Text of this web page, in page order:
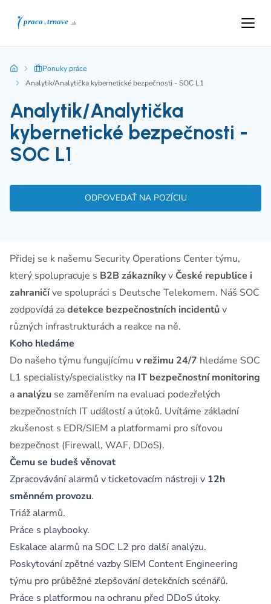
Ponuky práce
Analytik/Analytička kybernetické bezpečnosti - SOC L1
Analytik/Analytička
kybernetické bezpečnosti -
SOC L1
ODPOVEDAŤ NA POZÍCIU
Přidej se k našemu Security Operations Center týmu,
který spolupracuje s B2B zákazníkyv České republice i
zahraničíve spolupráci s Deutsche Telekomem. Náš SOC
zodpovídá zadetekce bezpečnostních incidentův
různých infrastrukturách a reakce na ně.
Koho hledáme
Do našeho týmu fungujícímu v režimu 24/7 hledáme SOC
L1 specialisty/specialistky na IT bezpečnostní monitoring
aanalýzu se zaměřením na evaluaci podezřelých
bezpečnostních IT událostí a útoků. Uvítáme základní
zkušenost s EDR/SIEM a platformami pro síťovou
bezpečnost (Firewall, WAF, DDoS).
Čemu se budeš věnovat
Zpracovávání alarmů v ticketovacím nástroji v 12h
směnném provozu.
Triáž alarmů.
Práce s playbooky.
Eskalace alarmů na SOC L2 pro další analýzu.
Poskytování zpětné vazby SIEM Content Engineering
týmu pro průběžné zlepšování detekčních scénářů.
Práce s platformou na ochranu před DDoS útoky.